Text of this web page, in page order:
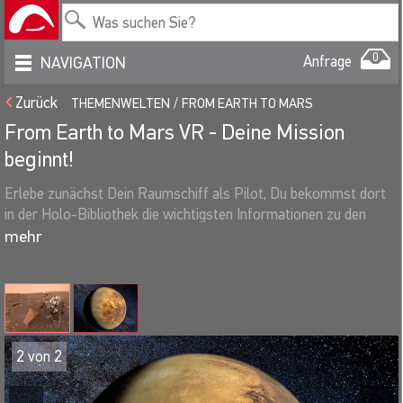
NAVIGATION Anfrage 0
Zurück THEMENWELTEN FROM EARTH TO MARS
From Earth to Mars VR - Deine Mission
beginnt!
Erlebe zunächst Dein Raumschiff als Pilot, Du bekommst dort
in der Holo-Bibliothek die wichtigsten Informationen zu den
Planeten. Tritt nun in den Transporterraum und beame dich auf
eine beschädigte Raumkapsel reparieren.
Lieferumfang:
Virtual Reality System, bestehend aus HTC VIVE PRO
WIRELESS, Controller, Tracker, Hochleistungs-PC,
Hochleistungs-Grafikkarte, HD-Großbildschirm für die
2von2